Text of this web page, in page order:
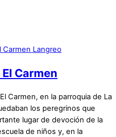
Carmen
Carmen, en la parroquia de La
los peregrinos que
lugar de devoción de la
de niños y, en la